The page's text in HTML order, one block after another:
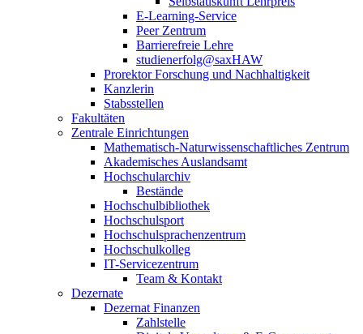
E-Learning-Service
Peer Zentrum
Barrierefreie Lehre
studienerfolg@saxHAW
Prorektor Forschung und Nachhaltigkeit
Kanzlerin
Stabsstellen
Fakultäten
Zentrale Einrichtungen
Mathematisch-Naturwissenschaftliches Zentrum
Akademisches Auslandsamt
Hochschularchiv
Bestände
Hochschulbibliothek
Hochschulsport
Hochschulsprachenzentrum
Hochschulkolleg
IT-Servicezentrum
Team & Kontakt
Dezernate
Dezernat Finanzen
Zahlstelle